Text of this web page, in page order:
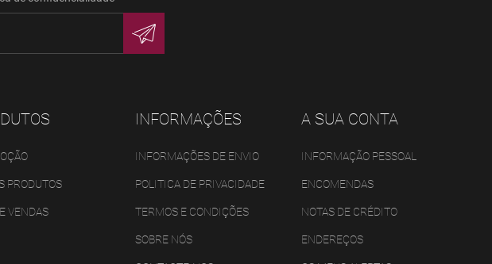
PRODUTOS
VENDAS
INFORMAÇÕES
INFORMAÇÕES DE ENVIO
POLITICA DE PRIVACIDADE
TERMOS E CONDIÇÕES
SOBRE NÓS
A SUA CONTA
INFORMAÇÃO PESSOAL
ENCOMENDAS
NOTAS DE CRÉDITO
ENDEREÇOS